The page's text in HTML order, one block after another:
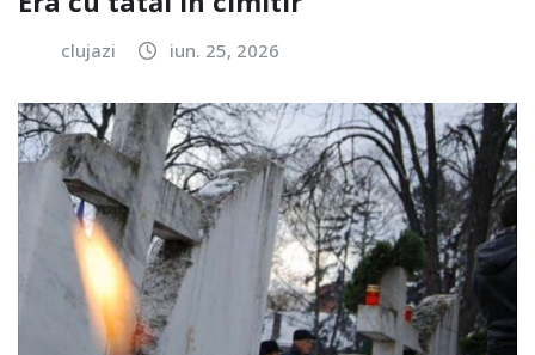
clujazi iun. 25, 2026